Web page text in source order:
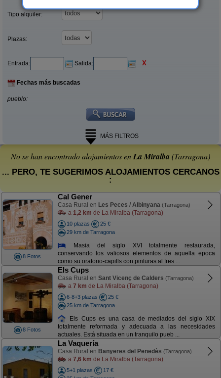
Tipo alquiler:
Plazas:
Entrada: Salida: X
Fechas más buscadas
pueblo:
MÁS FILTROS
No se han encontrado alojamientos enLa Miralba (Tarragona)
... PERO, TE SUGERIMOS ALOJAMIENTOS CERCANOS
:
8 Fotos
Cal Gener
Casa Rural en Les Peces / Albinyana (Tarragona)
a 1,2 km de La Miralba (Tarragona)
10 plazas
25 €
29 km de Tarragona
Masia del siglo XVI totalmente restaurada,
conservando los valiosos elementos de aquella epoca
como su oratorio-capills con pinturas al fres ...
8 Fotos
Els Cups
Casa Rural en Sant Vicenç de Calders (Tarragona)
a 7 km de La Miralba (Tarragona)
6-8+3 plazas
25 €
25 km de Tarragona
Els Cups es una casa de mediados del siglo XIX
totalmente reformada y adecuada a las necesidades
actuales. Está situada en un tranquilo pueb ...
La Vaquería
Casa Rural en Banyeres del Penedès (Tarragona)
a 7,6 km de La Miralba (Tarragona)
5+1 plazas
17 €